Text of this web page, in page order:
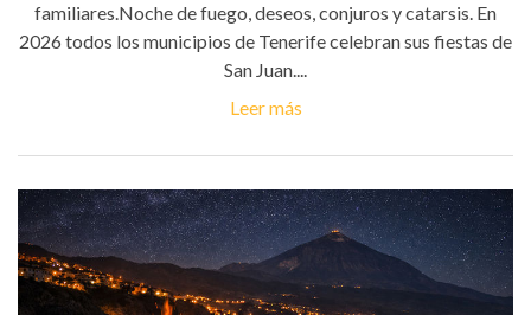
familiares.Noche de fuego, deseos, conjuros y catarsis. En
2026 todos los municipios de Tenerife celebran sus fiestas de
San Juan....
Leer más